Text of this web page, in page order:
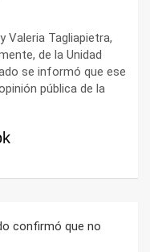
Valeria Tagliapietra,
de la Unidad
se informó que ese
pública de la
confirmó que no